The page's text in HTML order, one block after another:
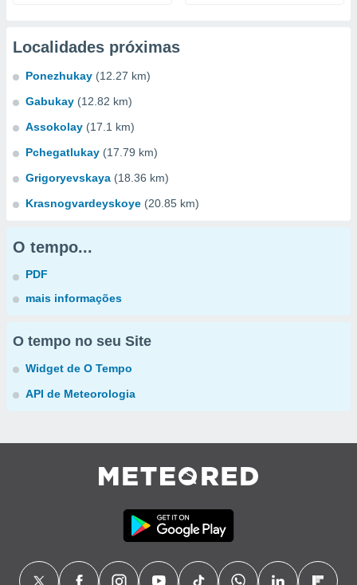
Localidades próximas
Ponezhukay (12.27 km)
Gabukay (12.82 km)
Assokolay (17.1 km)
Pchegatlukay (17.79 km)
Grigoryevskaya (18.36 km)
Krasnogvardeyskoye (20.85 km)
O tempo...
PDF
mais informações
O tempo no seu Site
Widget de O Tempo
API de Meteorologia